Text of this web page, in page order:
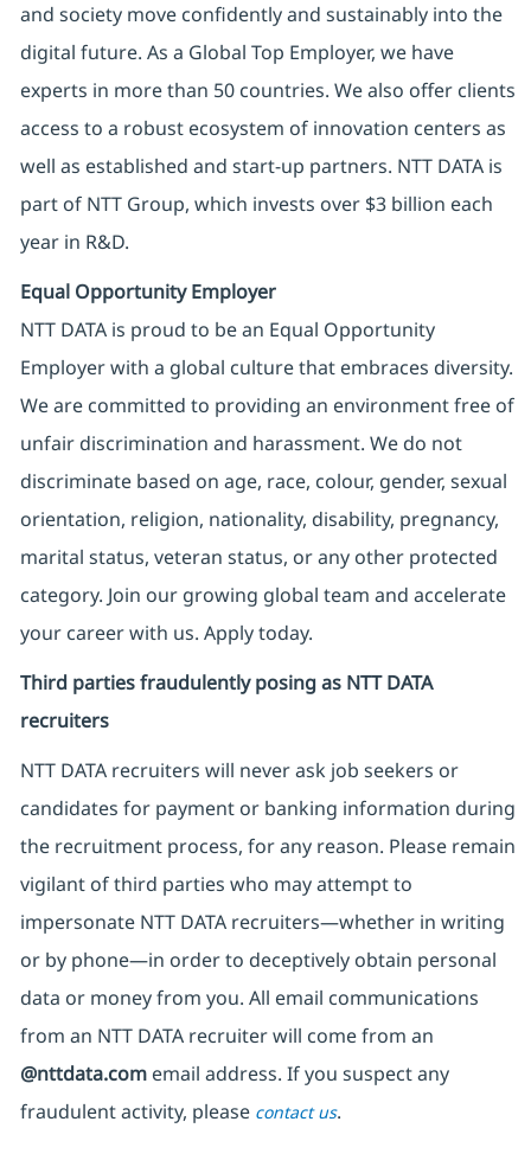
and society move confidently and sustainably into the
digital future. As a Global Top Employer, we have
experts in more than 50 countries. We also offer clients
access to a robust ecosystem of innovation centers as
well as established and start-up partners. NTT DATA is
part of NTT Group, which invests over $3 billion each
year in R&D.
Equal Opportunity Employer
NTT DATA is proud to be an Equal Opportunity
Employer with a global culture that embraces diversity.
We are committed to providing an environment free of
unfair discrimination and harassment. We do not
discriminate based on age, race, colour, gender, sexual
orientation, religion, nationality, disability, pregnancy,
marital status, veteran status, or any other protected
category. Join our growing global team and accelerate
your career with us. Apply today.
Third parties fraudulently posing as NTT DATA
recruiters
NTT DATA recruiters will never ask job seekers or
candidates for payment or banking information during
the recruitment process, for any reason. Please remain
vigilant of third parties who may attempt to
impersonate NTT DATA recruiters—whether in writing
or by phone—in order to deceptively obtain personal
data or money from you. All email communications
from an NTT DATA recruiterwill come from an
@nttdata.comemail address. If you suspect any
fraudulent activity, please contact us.